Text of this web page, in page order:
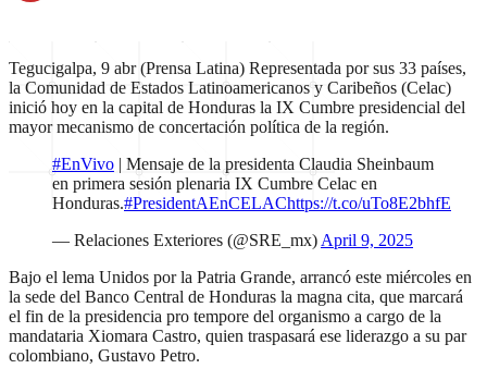
Tegucigalpa, 9 abr (Prensa Latina) Representada por sus 33 países,
la Comunidad de Estados Latinoamericanos y Caribeños (Celac)
inició hoy en la capital de Honduras la IX Cumbre presidencial del
mayor mecanismo de concertación política de la región.
#EnVivo | Mensaje de la presidenta Claudia Sheinbaum
en primera sesión plenaria IX Cumbre Celac en
Honduras.#PresidentAEnCELAChttps://t.co/uTo8E2bhfE
— Relaciones Exteriores (@SRE_mx) April 9, 2025
Bajo el lema Unidos por la Patria Grande, arrancó este miércoles en
la sede del Banco Central de Honduras la magna cita, que marcará
el fin de la presidencia pro tempore del organismo a cargo de la
mandataria Xiomara Castro, quien traspasará ese liderazgo a su par
colombiano, Gustavo Petro.